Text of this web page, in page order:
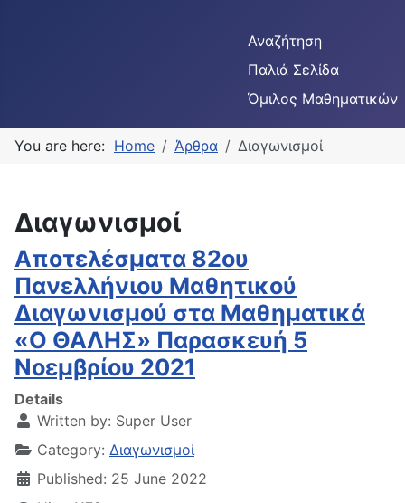
Αναζήτηση
Παλιά Σελίδα
Όμιλος Μαθηματικών
You are here: Home Άρθρα Διαγωνισμοί
Διαγωνισμοί
Αποτελέσματα 82ου
Πανελλήνιου Μαθητικού
Διαγωνισμού στα Μαθηματικά
«Ο ΘΑΛΗΣ» Παρασκευή 5
Νοεμβρίου 2021
Details
Written by: Super User
Category: Διαγωνισμοί
Published: 25 June 2022